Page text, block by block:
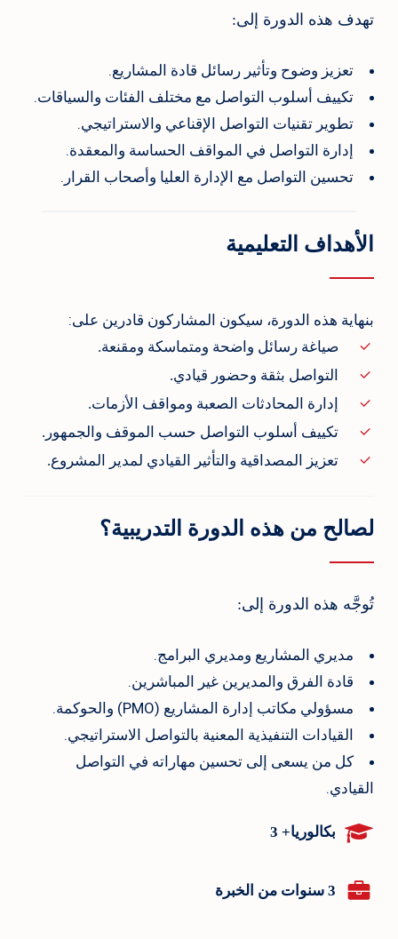
تهدف هذه الدورة إلى:
تعزيز وضوح وتأثير رسائل قادة المشاريع.
تكييف أسلوب التواصل مع مختلف الفئات والسياقات.
تطوير تقنيات التواصل الإقناعي والاستراتيجي.
إدارة التواصل في المواقف الحساسة والمعقدة.
تحسين التواصل مع الإدارة العليا وأصحاب القرار.
الأهداف التعليمية
بنهاية هذه الدورة، سيكون المشاركون قادرين على:
صياغة رسائل واضحة ومتماسكة ومقنعة.
التواصل بثقة وحضور قيادي.
إدارة المحادثات الصعبة ومواقف الأزمات.
تكييف أسلوب التواصل حسب الموقف والجمهور.
تعزيز المصداقية والتأثير القيادي لمدير المشروع.
لصالح من هذه الدورة التدريبية؟
تُوجَّه هذه الدورة إلى:
مديري المشاريع ومديري البرامج.
قادة الفرق والمديرين غير المباشرين.
مسؤولي مكاتب إدارة المشاريع (PMO) والحوكمة.
القيادات التنفيذية المعنية بالتواصل الاستراتيجي.
كل من يسعى إلى تحسين مهاراته في التواصل
القيادي.
بكالوريا+ 3